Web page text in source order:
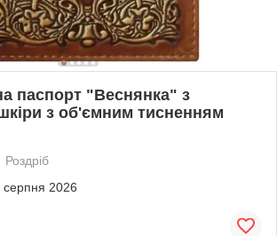
паспорт "Веснянка" з
з об'ємним тисненням
Роздріб
серпня 2026